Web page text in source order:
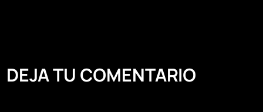
DEJA TU COMENTARIO